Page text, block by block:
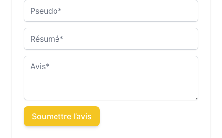
Pseudo
Résumé
Avis
Soumettre l’avis